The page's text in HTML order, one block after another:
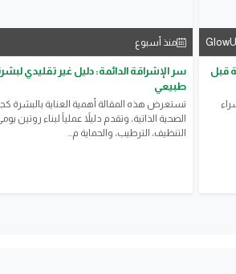
قبل
منذ أسبوع
سر الإشراقة الدائمة: دليل غير تقليدي
طبيعي
تستعرض هذه المقالة أهمية العناية بالبشرة
الصحية الذاتية، وتقدم دليلاً عملياً لبناء روتين
التنظيف، الترطيب، والحماية م...